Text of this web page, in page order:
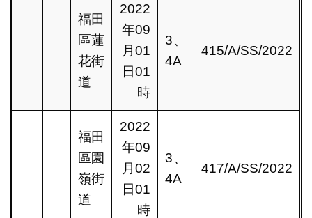
福田
區蓮
花街
道
2022
年09
月01
日01
時
3、
4A
415/A/SS/2022
福田
區園
嶺街
道
2022
年09
月02
日01
時
3、
4A
417/A/SS/2022